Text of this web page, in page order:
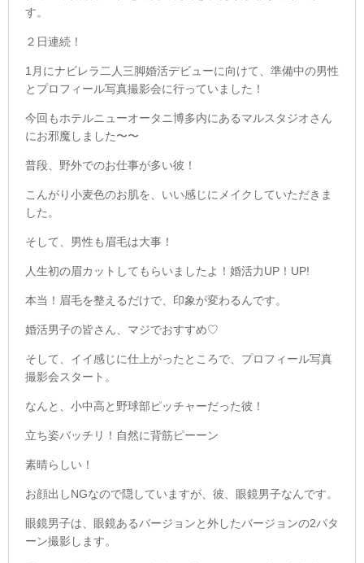
す。
２日連続！
1月にナビレラ二人三脚婚活デビューに向けて、準備中の男性
とプロフィール写真撮影会に行っていました！
今回もホテルニューオータニ博多内にあるマルスタジオさん
にお邪魔しました〜〜
普段、野外でのお仕事が多い彼！
こんがり小麦色のお肌を、いい感じにメイクしていただきま
した。
そして、男性も眉毛は大事！
人生初の眉カットしてもらいましたよ！ 婚活力UP！UP!
本当！眉毛を整えるだけで、印象が変わるんです。
婚活男子の皆さん、マジでおすすめ♡
そして、イイ感じに仕上がったところで、プロフィール写真
撮影会スタート。
なんと、小中高と野球部ピッチャーだった彼！
立ち姿バッチリ！自然に背筋ピーーン
素晴らしい！
お顔出しNGなので隠していますが、彼、眼鏡男子なんです。
眼鏡男子は、眼鏡あるバージョンと外したバージョンの2パタ
ーン撮影します。